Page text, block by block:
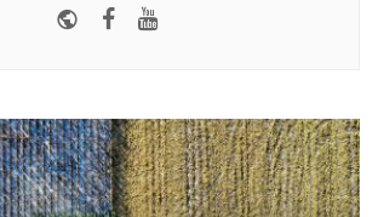
Website
Facebook
Youtube